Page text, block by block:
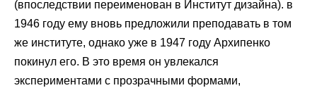
(впоследствии переименован в Институт дизайна). в
1946 году ему вновь предложили преподавать в том
же институте, однако уже в 1947 году Архипенко
покинул его. В это время он увлекался
экспериментами с прозрачными формами,